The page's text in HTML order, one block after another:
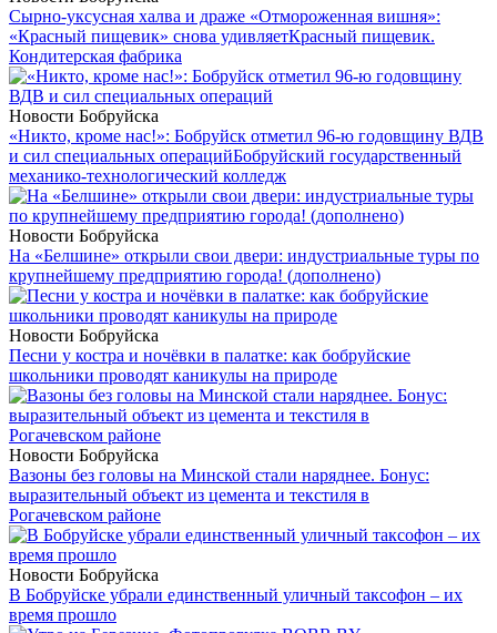
Сырно-уксусная халва и драже «Отмороженная вишня»:
«Красный пищевик» снова удивляетКрасный пищевик.
Кондитерская фабрика
Новости Бобруйска
«Никто, кроме нас!»: Бобруйск отметил 96-ю годовщину ВДВ
и сил специальных операцийБобруйский государственный
механико-технологический колледж
Новости Бобруйска
На «Белшине» открыли свои двери: индустриальные туры по
крупнейшему предприятию города! (дополнено)
Новости Бобруйска
Песни у костра и ночёвки в палатке: как бобруйские
школьники проводят каникулы на природе
Новости Бобруйска
Вазоны без головы на Минской стали наряднее. Бонус:
выразительный объект из цемента и текстиля в
Рогачевском районе
Новости Бобруйска
В Бобруйске убрали единственный уличный таксофон – их
время прошло